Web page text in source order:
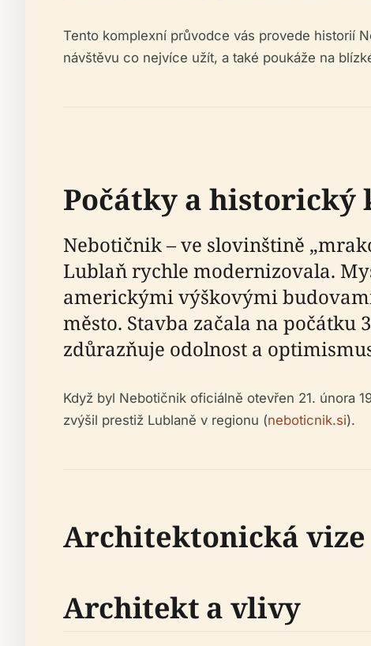
Tento komplexní průvodce vás provede historií
návštěvu co nejvíce užít, a také poukáže na
Počátky a historický
Nebotičnik – ve slovinštině
Lublaň rychle modernizovala.
americkými výškovými
město. Stavba začala na
zdůrazňuje odolnost a
Když byl Nebotičnik oficiálně otevřen 21. února
zvýšil prestiž Lublaně v regionu (neboticnik.si).
Architektonická vize
Architekt a vlivy